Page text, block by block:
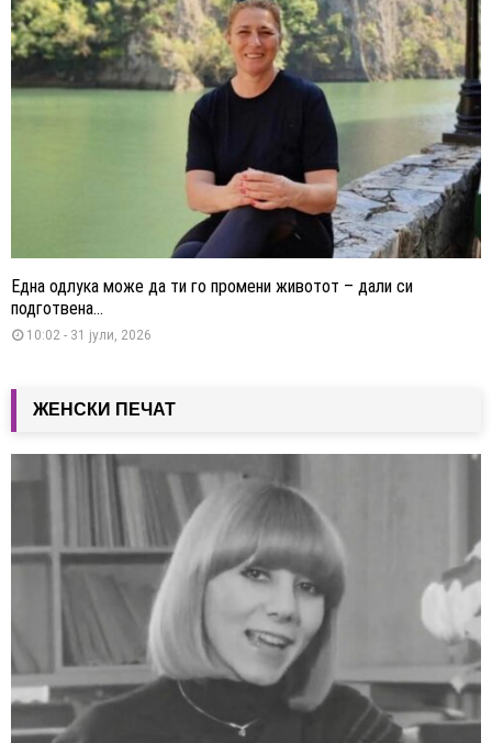
Една одлука може да ти го промени животот – дали си
подготвена...
10:02 - 31 јули, 2026
ЖЕНСКИ ПЕЧАТ